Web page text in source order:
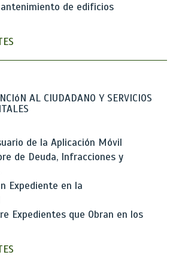
de edificios
AL CIUDADANO Y SERVICIOS
de la Aplicación Móvil
de Deuda, Infracciones y
Expediente en la
Expedientes que Obran en los